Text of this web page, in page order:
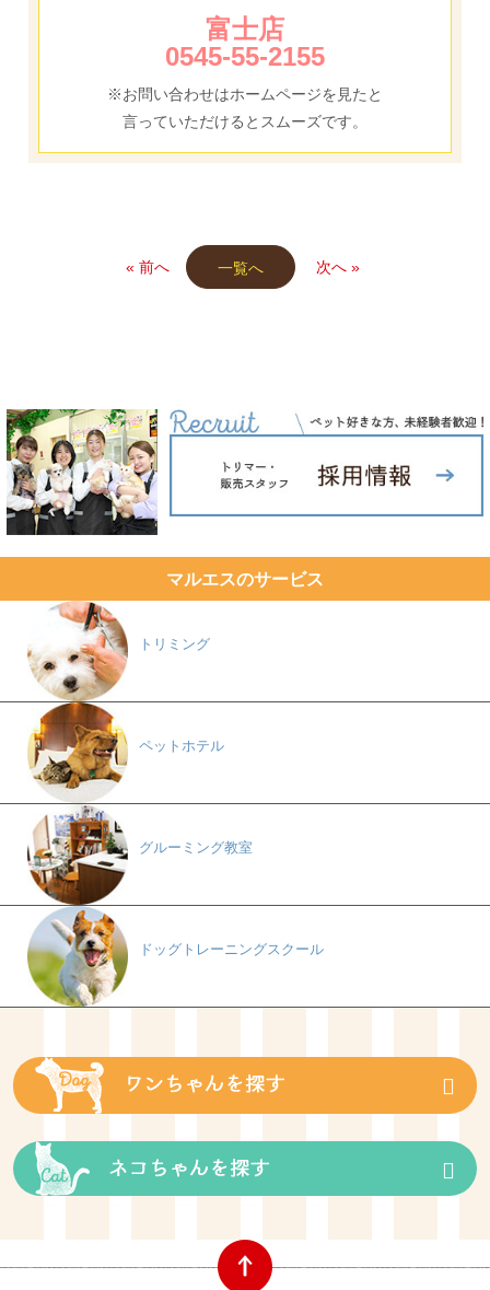
富士店
0545-55-2155
※お問い合わせはホームページを見たと
言っていただけるとスムーズです。
« 前へ 一覧へ 次へ »
マルエスのサービス
トリミング
ペットホテル
グルーミング教室
ドッグトレーニングスクール